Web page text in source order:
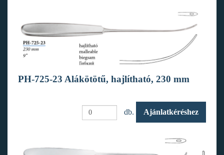
PH-725-23 Alákötötű, hajlítható, 230 mm
db. Ajánlatkéréshez